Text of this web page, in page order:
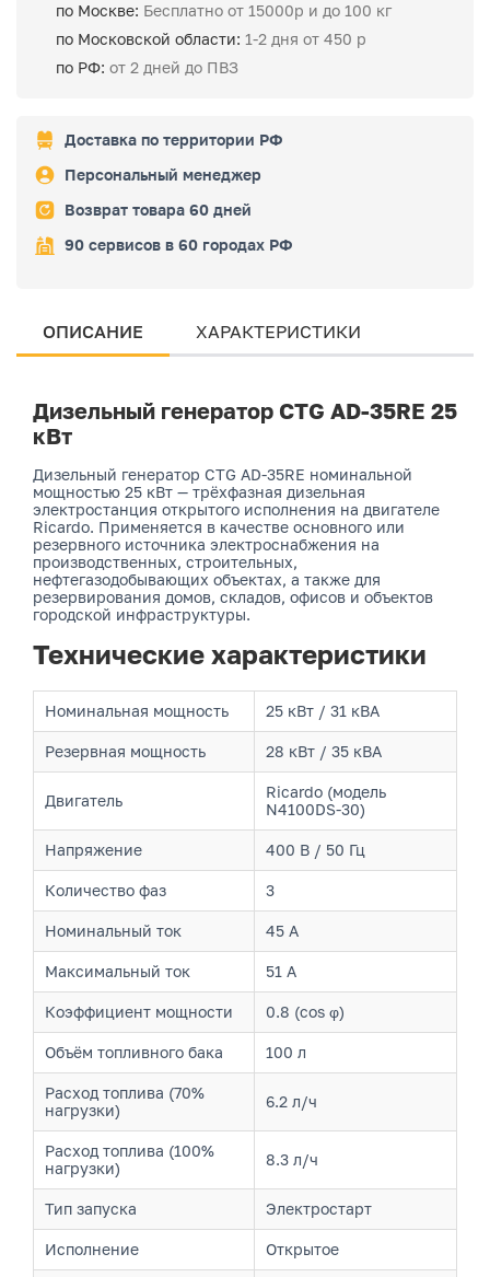
по Москве: Бесплатно от 15000р и до 100 кг
по Московской области: 1-2 дня от 450 р
по РФ: от 2 дней до ПВЗ
Доставка по территории РФ
Персональный менеджер
Возврат товара 60 дней
90 сервисов в 60 городах РФ
ОПИСАНИЕ ХАРАКТЕРИСТИКИ
Дизельный генератор CTG AD-35RE 25
кВт
Дизельный генератор CTG AD-35RE номинальной
мощностью 25 кВт — трёхфазная дизельная
электростанция открытого исполнения на двигателе
Ricardo. Применяется в качестве основного или
резервного источника электроснабжения на
производственных, строительных,
нефтегазодобывающих объектах, а также для
резервирования домов, складов, офисов и объектов
городской инфраструктуры.
Технические характеристики
Номинальная мощность 25 кВт / 31 кВА
Резервная мощность 28 кВт / 35 кВА
Двигатель
Ricardo (модель
N4100DS-30)
Напряжение 400 В / 50 Гц
Количество фаз 3
Номинальный ток 45 А
Максимальный ток 51 А
Коэффициент мощности 0.8 (cos φ)
Объём топливного бака 100 л
Расход топлива (70%
нагрузки)
6.2 л/ч
Расход топлива (100%
нагрузки)
8.3 л/ч
Тип запуска Электростарт
Исполнение Открытое